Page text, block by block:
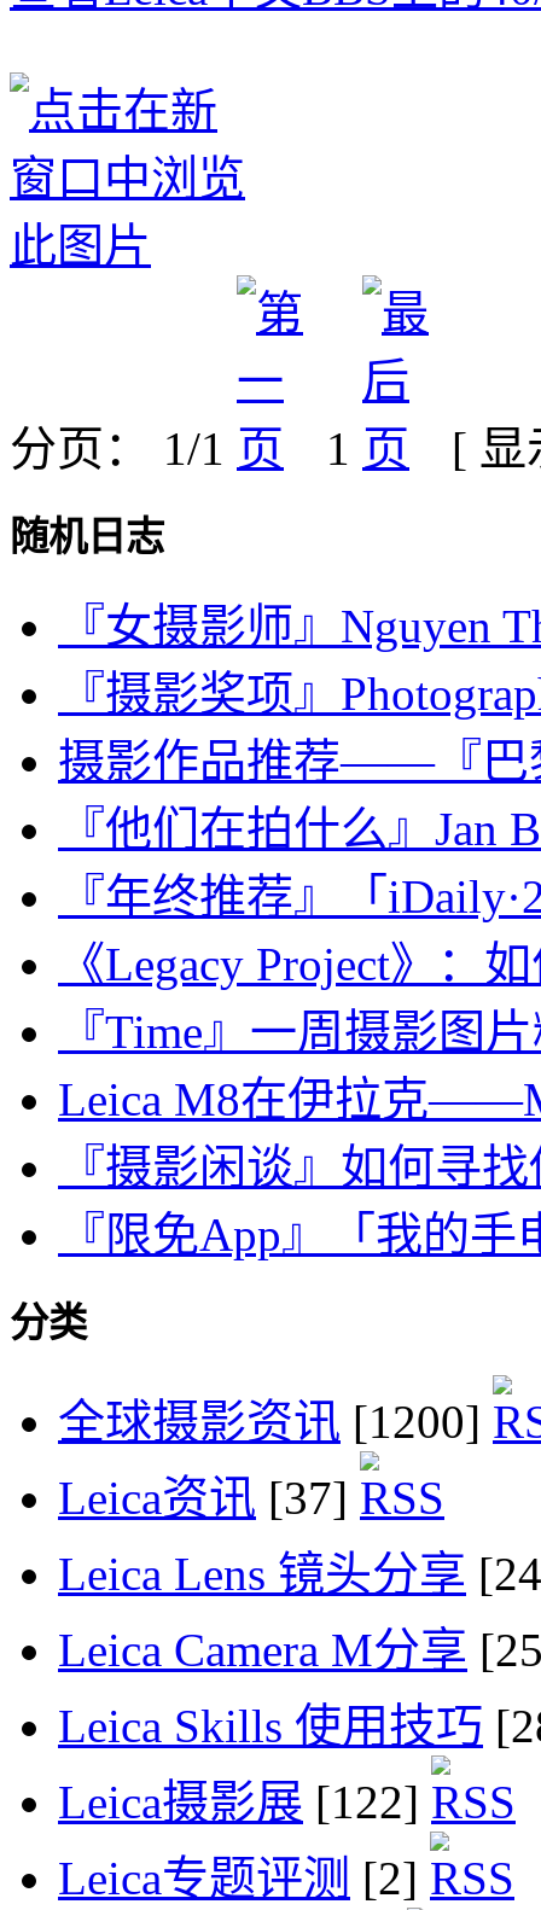
分页： 1/1 1 [
随机日志
『女摄影师』Nguyen
『摄影奖项』
摄影作品推荐——『巴
『他们在拍什么』Jan
『年终推荐』「
《Legacy Project》：
『Time』一周摄影图
Leica M8在伊拉克
『摄影闲谈』如何寻
『限免App』「我的手
分类
全球摄影资讯 [1200]
Leica资讯 [37]
Leica Lens 镜头分享
Leica Camera M分享
Leica Skills 使用技巧
Leica摄影展 [122]
Leica专题评测 [2]